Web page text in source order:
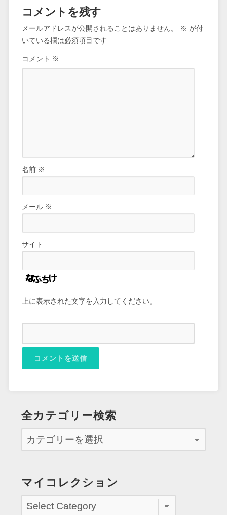
コメントを残す
メールアドレスが公開されることはありません。 ※ が付
いている欄は必須項目です
コメント ※
名前 ※
メール ※
サイト
上に表示された文字を入力してください。
全カテゴリー検索
マイコレクション